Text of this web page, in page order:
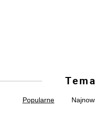
Popularne